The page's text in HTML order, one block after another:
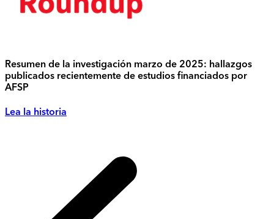
Resumen de la investigación marzo de 2025: hallazgos
publicados recientemente de estudios financiados por
AFSP
Lea la historia